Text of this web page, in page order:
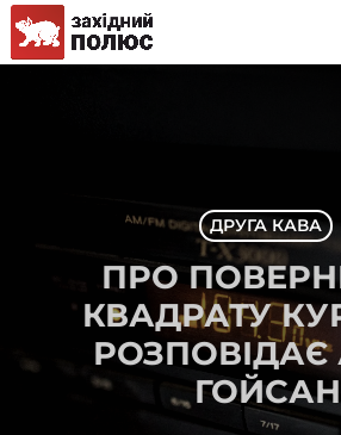
ДРУГА КАВА
ПРО
КВАДРАТУ
ГОЙСАН